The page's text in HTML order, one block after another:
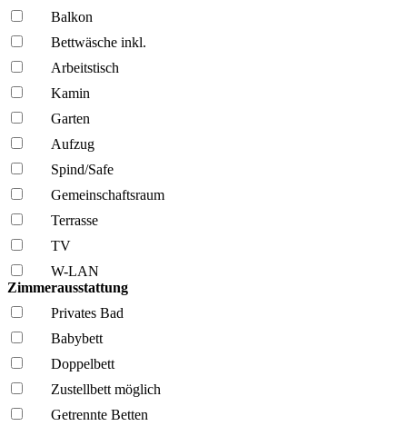
Balkon
Bettwäsche inkl.
Arbeitstisch
Kamin
Garten
Aufzug
Spind/Safe
Gemeinschafts­raum
Terrasse
TV
W-LAN
Zimmerausstattung
Privates Bad
Babybett
Doppelbett
Zustellbett möglich
Getrennte Betten